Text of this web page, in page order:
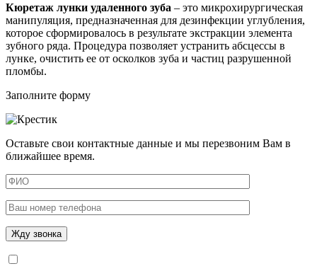
Кюретаж лунки удаленного зуба – это микрохирургическая
манипуляция, предназначенная для дезинфекции углубления,
которое сформировалось в результате экстракции элемента
зубного ряда. Процедура позволяет устранить абсцессы в
лунке, очистить ее от осколков зуба и частиц разрушенной
пломбы.
Заполните форму
Оставьте свои контактные данные и мы перезвоним Вам в
ближайшее время.